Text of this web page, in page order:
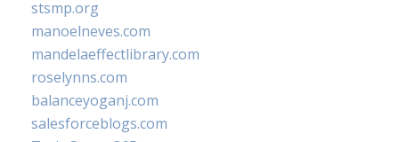
stsmp.org
manoelneves.com
mandelaeffectlibrary.com
roselynns.com
balanceyoganj.com
salesforceblogs.com